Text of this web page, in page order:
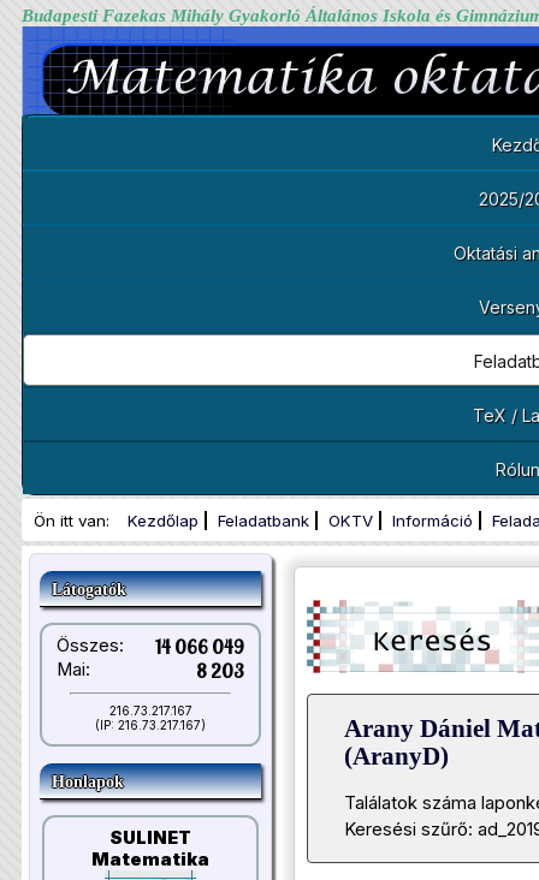
Budapesti Fazekas Mihály Gyakorló Általános Iskola és
2025/
Oktatási
TeX /
Ön itt van: Kezdőlap Feladatbank OKTV Információ
Látogatók
Összes: 14 066 049
Mai: 8 203
216.73.217.167
(IP: 216.73.217.167)
Honlapok
SULINET
Matematika
Arany Dániel
(AranyD)
Találatok száma
Keresési szűrő: